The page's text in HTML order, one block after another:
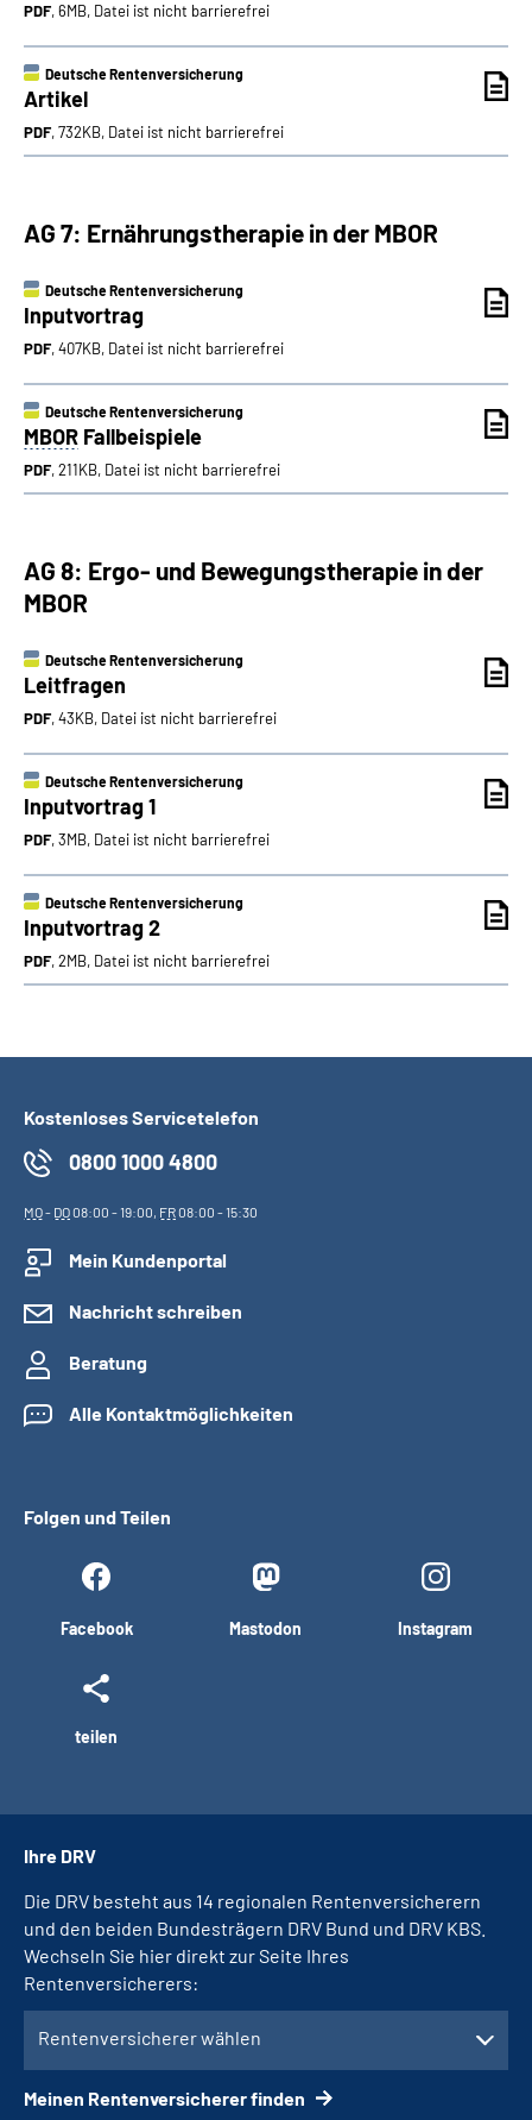
PDF, 6MB, Datei ist nicht barrierefrei
Deutsche Rentenversicherung
Artikel
PDF, 732KB, Datei ist nicht barrierefrei
AG 7: Ernährungstherapie in der MBOR
Deutsche Rentenversicherung
Inputvortrag
PDF, 407KB, Datei ist nicht barrierefrei
Deutsche Rentenversicherung
MBOR Fallbeispiele
PDF, 211KB, Datei ist nicht barrierefrei
AG 8: Ergo- und Bewegungstherapie in der
MBOR
Deutsche Rentenversicherung
Leitfragen
PDF, 43KB, Datei ist nicht barrierefrei
Deutsche Rentenversicherung
Inputvortrag 1
PDF, 3MB, Datei ist nicht barrierefrei
Deutsche Rentenversicherung
Inputvortrag 2
PDF, 2MB, Datei ist nicht barrierefrei
Kostenloses Servicetelefon
0800 1000 4800
MO- DO08:00 - 19:00, FR08:00 - 15:30
Mein Kundenportal
Nachricht schreiben
Beratung
Alle Kontaktmöglichkeiten
Folgen und Teilen
Facebook Mastodon Instagram
teilen
Ihre DRV
Die DRV besteht aus 14 regionalen Rentenversicherern
und den beiden Bundesträgern DRV Bund und DRV KBS.
Wechseln Sie hier direkt zur Seite Ihres
Rentenversicherers:
Rentenversicherer wählen
Meinen Rentenversicherer finden